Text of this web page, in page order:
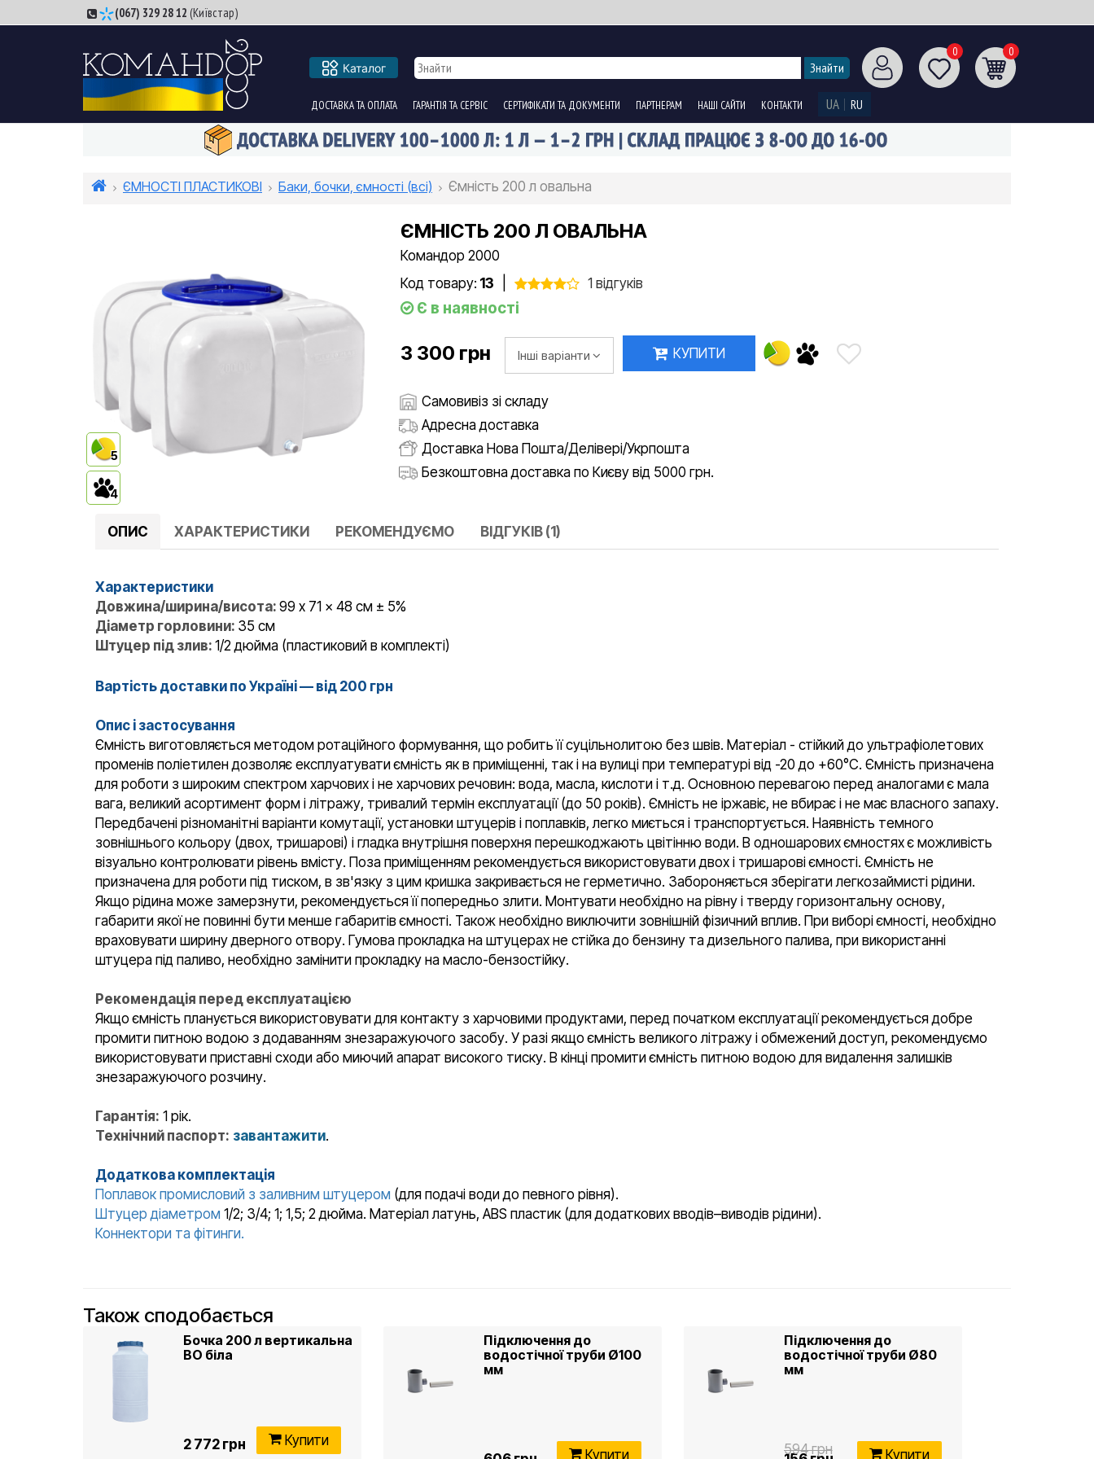
(067) 329 28 12 (Київстар)
Каталог
0 0
ДОСТАВКА ТА ОПЛАТА ГАРАНТІЯ ТА СЕРВІС СЕРТИФІКАТИ ТА ДОКУМЕНТИ ПАРТНЕРАМ НАШІ САЙТИ КОНТАКТИ UA RU
ЄМНОСТІ ПЛАСТИКОВІ Баки, бочки, ємності (всі) Ємність 200 л овальна
5
4
ЄМНІСТЬ 200 Л ОВАЛЬНА
Командор 2000
Код товару: 13 1 відгуків
Є в наявності
3 300 грн Інші варіанти КУПИТИ
Самовивіз зі складу
Адресна доставка
Доставка Нова Пошта/Делівері/Укрпошта
Безкоштовна доставка по Києву від 5000 грн.
ОПИС ХАРАКТЕРИСТИКИ РЕКОМЕНДУЄМО ВІДГУКІВ (1)
Характеристики
Довжина/ширина/висота: 99 x 71 x 48 см ± 5%
Діаметр горловини: 35 см
Штуцер під злив: 1/2 дюйма (пластиковий в комплекті)
Вартість доставки по Україні — від 200 грн
Опис і застосування
Ємність виготовляється методом ротаційного формування, що робить її суцільнолитою без швів. Матеріал - стійкий до ультрафіолетових
променів поліетилен дозволяє експлуатувати ємність як в приміщенні, так і на вулиці при температурі від -20 до +60°C. Ємність призначена
для роботи з широким спектром харчових і не харчових речовин: вода, масла, кислоти і т.д. Основною перевагою перед аналогами є мала
вага, великий асортимент форм і літражу, тривалий термін експлуатації (до 50 років). Ємність не іржавіє, не вбирає і не має власного запаху.
Передбачені різноманітні варіанти комутації, установки штуцерів і поплавків, легко миється і транспортується. Наявність темного
зовнішнього кольору (двох, тришарові) і гладка внутрішня поверхня перешкоджають цвітінню води. В одношарових ємностях є можливість
візуально контролювати рівень вмісту. Поза приміщенням рекомендується використовувати двох і тришарові ємності. Ємність не
призначена для роботи під тиском, в зв'язку з цим кришка закривається не герметично. Забороняється зберігати легкозаймисті рідини.
Якщо рідина може замерзнути, рекомендується її попередньо злити. Монтувати необхідно на рівну і тверду горизонтальну основу,
габарити якої не повинні бути менше габаритів ємності. Також необхідно виключити зовнішній фізичний вплив. При виборі ємності, необхідно
враховувати ширину дверного отвору. Гумова прокладка на штуцерах не стійка до бензину та дизельного палива, при використанні
штуцера під паливо, необхідно замінити прокладку на масло-бензостійку.
Рекомендація перед експлуатацією
Якщо ємність планується використовувати для контакту з харчовими продуктами, перед початком експлуатації рекомендується добре
промити питною водою з додаванням знезаражуючого засобу. У разі якщо ємність великого літражу і обмежений доступ, рекомендуємо
використовувати приставні сходи або миючий апарат високого тиску. В кінці промити ємність питною водою для видалення залишків
знезаражуючого розчину.
Гарантія: 1 рік.
Технічний паспорт: завантажити.
Додаткова комплектація
Поплавок промисловий з заливним штуцером (для подачі води до певного рівня).
Штуцер діаметром 1/2; 3/4; 1; 1,5; 2 дюйма. Матеріал латунь, ABS пластик (для додаткових вводів–виводів рідини).
Коннектори та фітинги.
Також сподобається
Бочка 200 л вертикальна
ВО біла
2 772 грн Купити
Підключення до
водостічної труби Ø100
мм
Купити
Підключення до
водостічної труби Ø80
мм
594 грн Купити